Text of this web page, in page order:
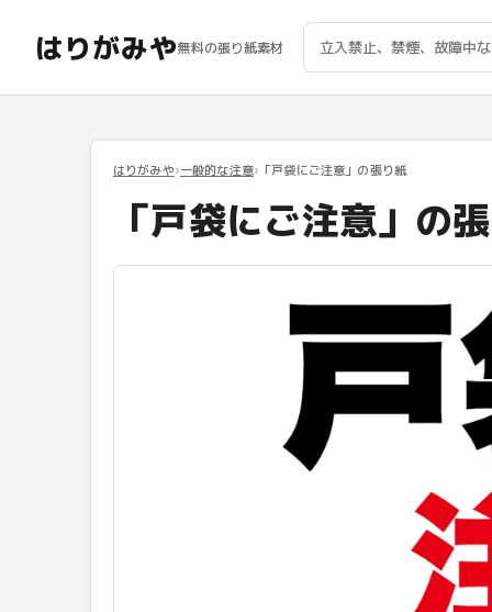
はりがみや無料の張り紙素材
はりがみや 一般的な注意 「戸袋にご注意」の張り紙
「戸袋にご注意」の